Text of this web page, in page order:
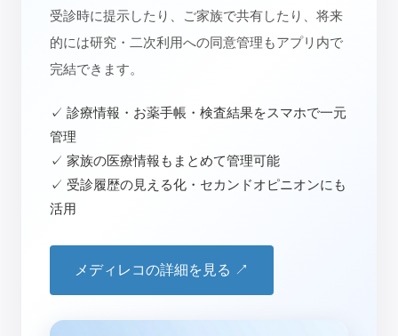
受診時に提示したり、ご家族で共有したり、将来
的には研究・二次利用への同意管理もアプリ内で
完結できます。
✓ 診療情報・お薬手帳・検査結果をスマホで一元
管理
✓ 家族の医療情報もまとめて管理可能
✓ 受診履歴の見える化・セカンドオピニオンにも
活用
メディレコの詳細を見る ↗